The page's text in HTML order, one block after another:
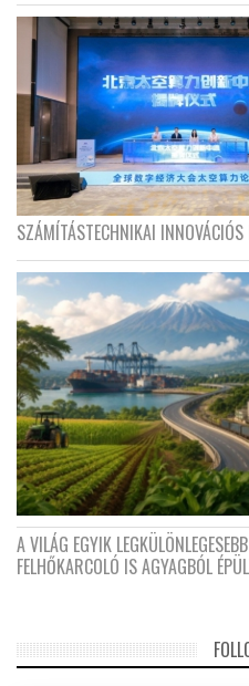
SZÁMÍTÁSTECHNIKAI
A VILÁG EGYIK
FELHŐKARCOLÓ IS AGYAGBÓL